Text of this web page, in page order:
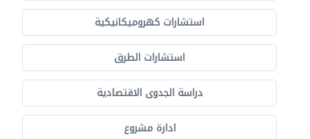
استشارات كهروميكانيكية
استشارات الطرق
دراسة الجدوى الاقتصادية
ادارة مشروع